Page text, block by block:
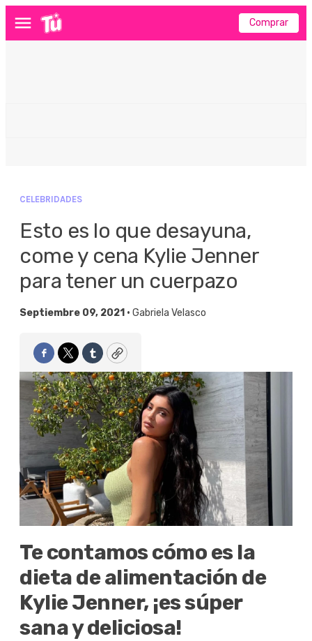
Menú Comprar
CELEBRIDADES
Esto es lo que desayuna,
come y cena Kylie Jenner
para tener un cuerpazo
Septiembre 09, 2021 • Gabriela Velasco
Facebook
TwitterTumblrCopy
Te contamos cómo es la
dieta de alimentación de
Kylie Jenner, ¡es súper
sana y deliciosa!